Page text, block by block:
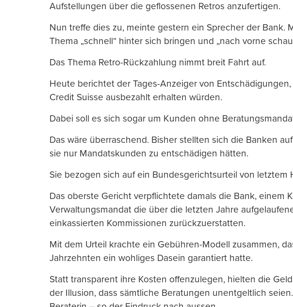
Aufstellungen über die geflossenen Retros anzufertigen.
Nun treffe dies zu, meinte gestern ein Sprecher der Bank.
Thema „schnell“ hinter sich bringen und „nach vorne
Das Thema Retro-Rückzahlung nimmt breit Fahrt auf.
Heute berichtet der Tages-Anzeiger von
Credit Suisse ausbezahlt erhalten würden.
Dabei soll es sich sogar um Kunden ohne
Das wäre überraschend. Bisher stellten sich die Banken
sie nur Mandatskunden zu entschädigen hätten.
Sie bezogen sich auf ein Bundesgerichtsurteil von letztem
Das oberste Gericht verpflichtete damals die Bank, einem
Verwaltungsmandat die über die letzten Jahre
einkassierten Kommissionen zurückzuerstatten.
Mit dem Urteil krachte ein Gebühren-Modell zusammen,
Jahrzehnten ein wohliges Dasein garantiert hatte.
Statt transparent ihre Kosten offenzulegen, hielten die
der Illusion, dass sämtliche Beratungen unentgeltlich